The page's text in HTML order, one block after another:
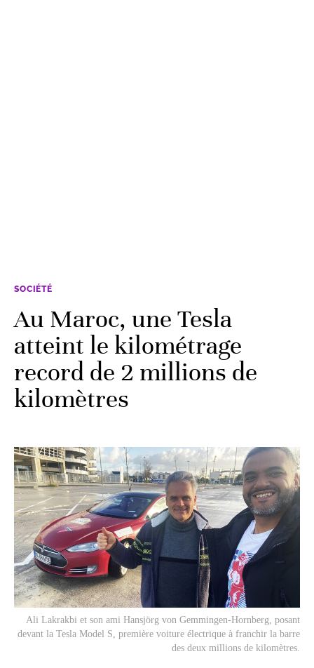
SOCIÉTÉ
Au Maroc, une Tesla
atteint le kilométrage
record de 2 millions de
kilomètres
Ali Lakrakbi et son ami Hansjörg von Gemmingen-Hornberg, posant
devant la Tesla Model S, première voiture électrique à franchir la barre
des deux millions de kilomètres.